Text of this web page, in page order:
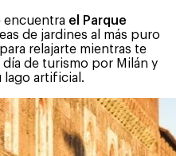
encuentra el Parque
de jardines al más puro
relajarte mientras te
de turismo por Milán y
lago artificial.